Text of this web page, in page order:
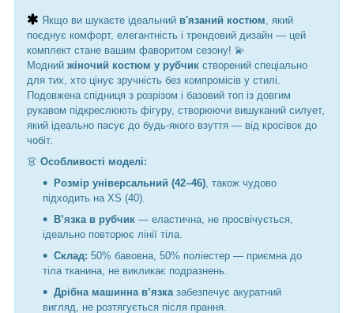
Якщо ви шукаєте ідеальний в'язаний костюм, який
поєднує комфорт, елегантність і трендовий дизайн — цей
комплект стане вашим фаворитом сезону! 💫
Модний жіночий костюм у рубчик створений спеціально
для тих, хто цінує зручність без компромісів у стилі.
Подовжена спідниця з розрізом і базовий топ із довгим
рукавом підкреслюють фігуру, створюючи вишуканий силует,
який ідеально пасує до будь-якого взуття — від кросівок до
чобіт.
👗 Особливості моделі:
Розмір універсальний (42–46), також чудово
підходить на XS (40).
В’язка в рубчик — еластична, не просвічується,
ідеально повторює лінії тіла.
Склад: 50% бавовна, 50% поліестер — приємна до
тіла тканина, не викликає подразнень.
Дрібна машинна в’язказабезпечує акуратний
вигляд, не розтягується після прання.